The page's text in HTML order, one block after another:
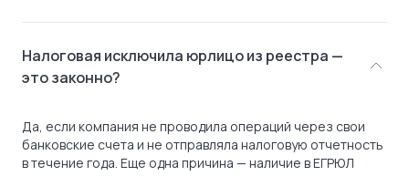
Налоговая исключила юрлицо из реестра —
это законно?
Да, если компания не проводила операций через свои
банковские счета и не отправляла налоговую отчетность
в течение года. Еще одна причина — наличие в ЕГРЮЛ